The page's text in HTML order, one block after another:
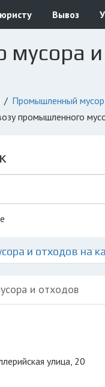
Вывоз
Промышленный мусор
промышленного
и отходов на
и отходов
улица, 20